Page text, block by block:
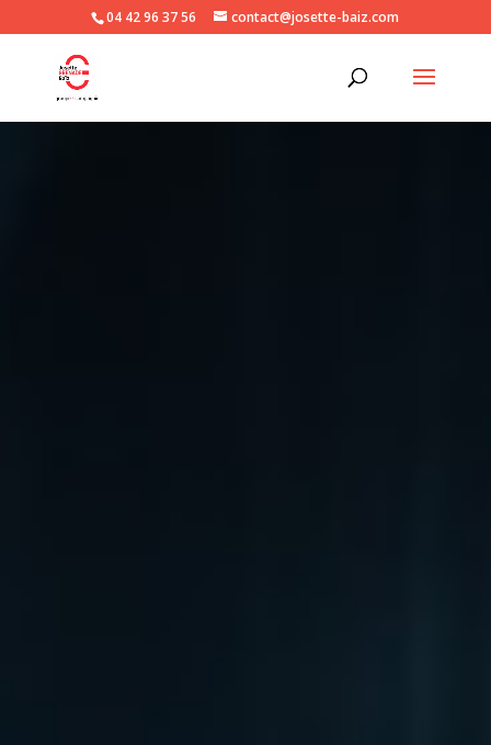
04 42 96 37 56 contact@josette-baiz.com